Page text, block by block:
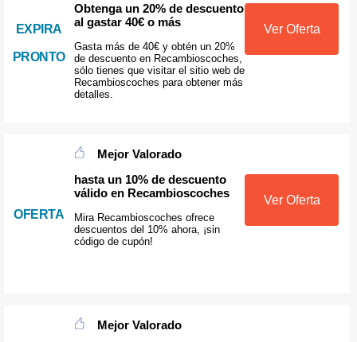
EXPIRA
PRONTO
Obtenga un 20% de descuento
al gastar 40€ o más
Gasta más de 40€ y obtén un 20%
de descuento en Recambioscoches,
sólo tienes que visitar el sitio web de
Recambioscoches para obtener más
detalles.
Ver Oferta
OFERTA
Mejor Valorado
hasta un 10% de descuento
válido en Recambioscoches
Mira Recambioscoches ofrece
descuentos del 10% ahora, ¡sin
código de cupón!
Ver Oferta
Mejor Valorado